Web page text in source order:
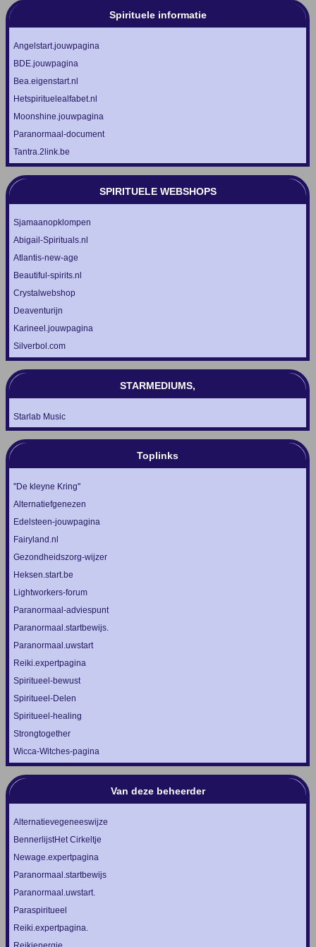
Spirituele informatie
Angelstart.jouwpagina
BDE.jouwpagina
Bea.eigenstart.nl
Hetspirituelealfabet.nl
Moonshine.jouwpagina
Paranormaal-document
Tantra.2link.be
SPIRITUELE WEBSHOPS
Sjamaanopklompen
Abigail-Spirituals.nl
Atlantis-new-age
Beautiful-spirits.nl
Crystalwebshop
Deaventurijn
Karineel.jouwpagina
Silverbol.com
STARMEDIUMS,
Starlab Music
Toplinks
''De kleyne Kring''
Alternatiefgenezen
Edelsteen-jouwpagina
Fairyland.nl
Gezondheidszorg-wijzer
Heksen.start.be
Lightworkers-forum
Paranormaal-adviespunt
Paranormaal.startbewijs.
Paranormaal.uwstart
Reiki.expertpagina
Spiritueel-bewust
Spiritueel-Delen
Spiritueel-healing
Strongtogether
Wicca-Witches-pagina
Van deze beheerder
Alternatievegeneeswijze
BennerlijstHet Cirkeltje
Newage.expertpagina
Paranormaal.startbewijs
Paranormaal.uwstart.
Paraspiritueel
Reiki.expertpagina.